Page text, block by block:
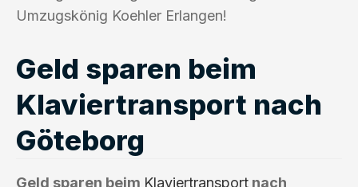
Umzugskönig Koehler Erlangen!
Geld sparen beim
Klaviertransport nach
Göteborg
Geld sparen beim Klaviertransport nach